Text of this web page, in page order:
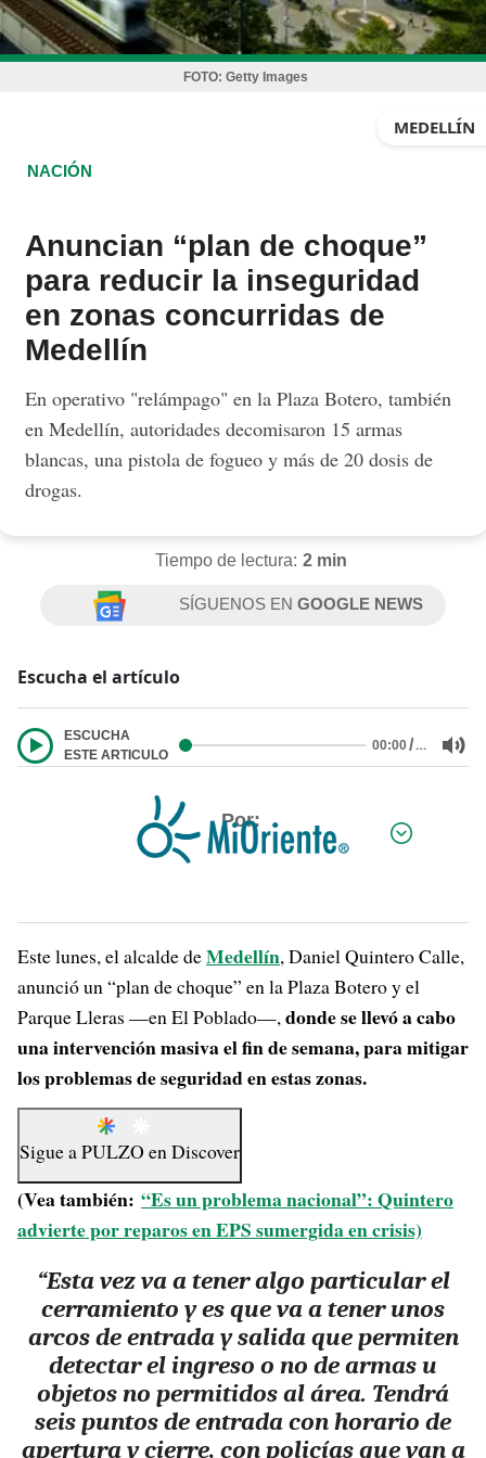
FOTO: Getty Images
MEDELLÍN
NACIÓN
Anuncian “plan de choque”
para reducir la inseguridad
en zonas concurridas de
Medellín
En operativo "relámpago" en la Plaza Botero, también
en Medellín, autoridades decomisaron 15 armas
blancas, una pistola de fogueo y más de 20 dosis de
drogas.
Tiempo de lectura: 2 min
SÍGUENOS ENGOOGLE NEWS
Escucha el artículo
ESCUCHA
ESTE ARTICULO
00:00/…
Por:
Este lunes, el alcalde deMedellín, Daniel Quintero Calle,
anunció un “plan de choque” en la Plaza Botero y el
Parque Lleras —en El Poblado—,donde se llevó a cabo
una intervención masiva el fin de semana, para mitigar
los problemas de seguridad en estas zonas.
Sigue aPULZO enDiscover
(Vea también: “Es un problema nacional”: Quintero
advierte por reparos en EPS sumergida en crisis)
“Esta vez va a tener algo particular el
cerramiento y es que va a tener unos
arcos de entrada y salida que permiten
detectar el ingreso o no de armas u
objetos no permitidos al área. Tendrá
seis puntos de entrada con horario de
apertura y cierre, con policías que van a